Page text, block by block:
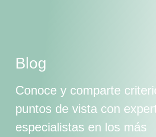
Blog
Conoce y comparte
puntos de vista con
especialistas en los más